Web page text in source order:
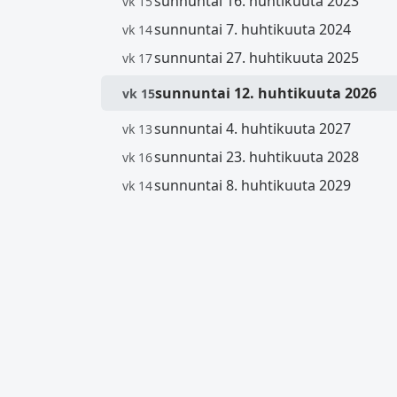
vk 14sunnuntai 7. huhtikuuta 2024
vk 17sunnuntai 27. huhtikuuta 2025
vk 15sunnuntai 12. huhtikuuta 2026
vk 13sunnuntai 4. huhtikuuta 2027
vk 16sunnuntai 23. huhtikuuta 2028
vk 14sunnuntai 8. huhtikuuta 2029